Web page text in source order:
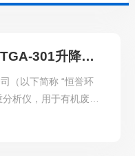
济南恒誉环保选用我司HS-TGA-301升降热重分析仪
（以下简称 “恒誉环
析仪，用于有机废弃
质量精准管控。此次合